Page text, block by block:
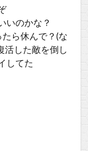
いのかな？
ら休んで？(な
活した敵を倒し
してた